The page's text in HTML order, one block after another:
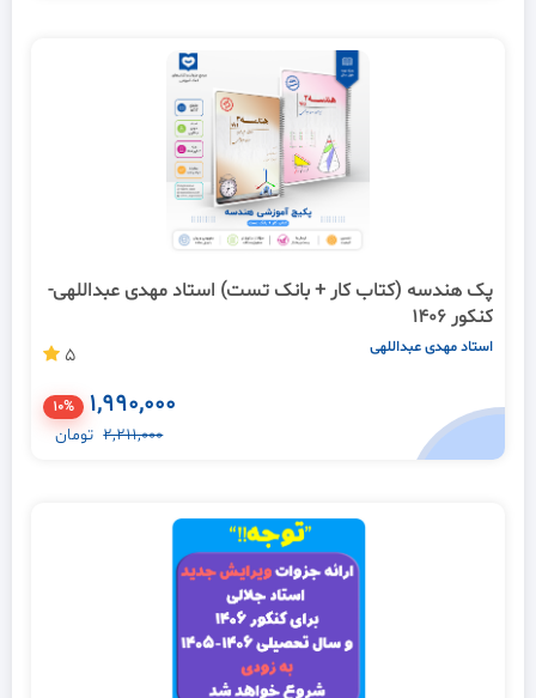
پک هندسه (کتاب کار + بانک تست) استاد مهدی عبداللهی-
کنکور 1406
استاد مهدی عبداللهی 5
1,990,000
10%
2,211,000 تومان